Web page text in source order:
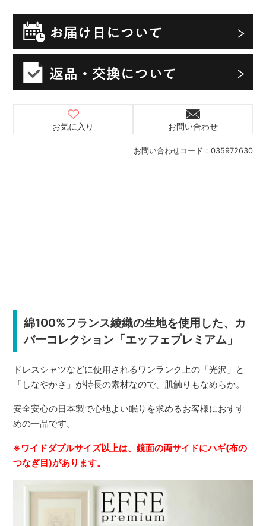
お問い合わせコード： 035972630
お気に入り お問い合わせ
綿100%フランス綾織の生地を使用した、カ
バーコレクション「エッフェプレミアム」
ドレスシャツなどに使用されるワンランク上の「光沢」と
「しなやかさ」が特長の素材なので、肌触りもなめらか。
安全安心の日本製で心地よい眠りを求めるお客様におすす
めの一品です。
※ワイドダブルサイズ以上は、鏡面の両サイドにハギ(布の
つなぎ目)があります。